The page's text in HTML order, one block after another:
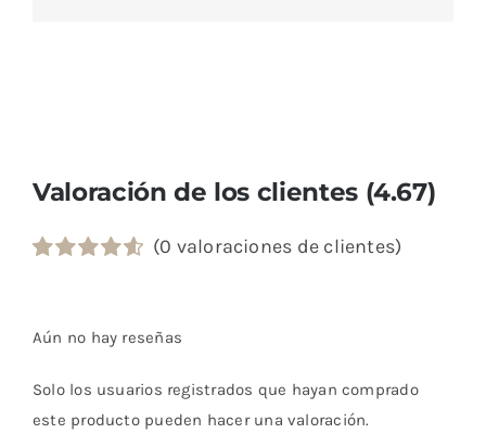
Valoración de los clientes (4.67)
valoraciones
(0 valoraciones de clientes)
Aún no hay reseñas
Solo los usuarios registrados que hayan comprado
este producto pueden hacer una valoración.